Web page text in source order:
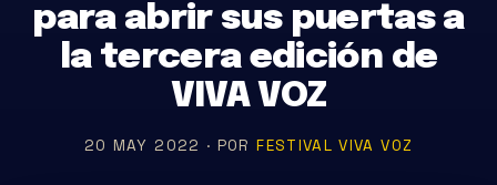
para abrir sus puertas a
la tercera edición de
VIVA VOZ
20 MAY 2022 · PORFESTIVAL VIVA VOZ